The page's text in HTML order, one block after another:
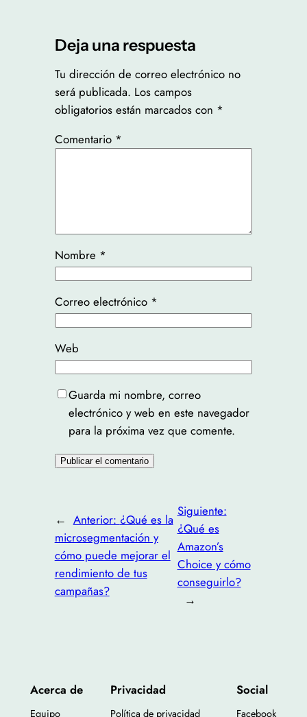
Deja una respuesta
Tu dirección de correo electrónico no
será publicada. Los campos
obligatorios están marcados con *
Comentario *
Nombre *
Correo electrónico *
Web
Guarda mi nombre, correo
electrónico y web en este navegador
para la próxima vez que comente.
← Anterior: ¿Qué es la
microsegmentación y
cómo puede mejorar el
rendimiento de tus
campañas?
Siguiente:
¿Qué es
Amazon’s
Choice y cómo
conseguirlo?
→
Acerca de
Equipo
Privacidad
Política de privacidad
Social
Facebook